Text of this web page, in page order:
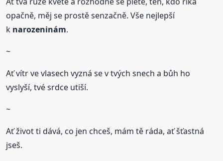
opačně, měj se prostě senzačně. Vše nejlepší
k narozeninám.
~
Ať vítr ve vlasech vyzná se v tvých snech a bůh ho
vyslyší, tvé srdce utiší.
~
Ať život ti dává, co jen chceš, mám tě ráda, ať šťastná
jseš.